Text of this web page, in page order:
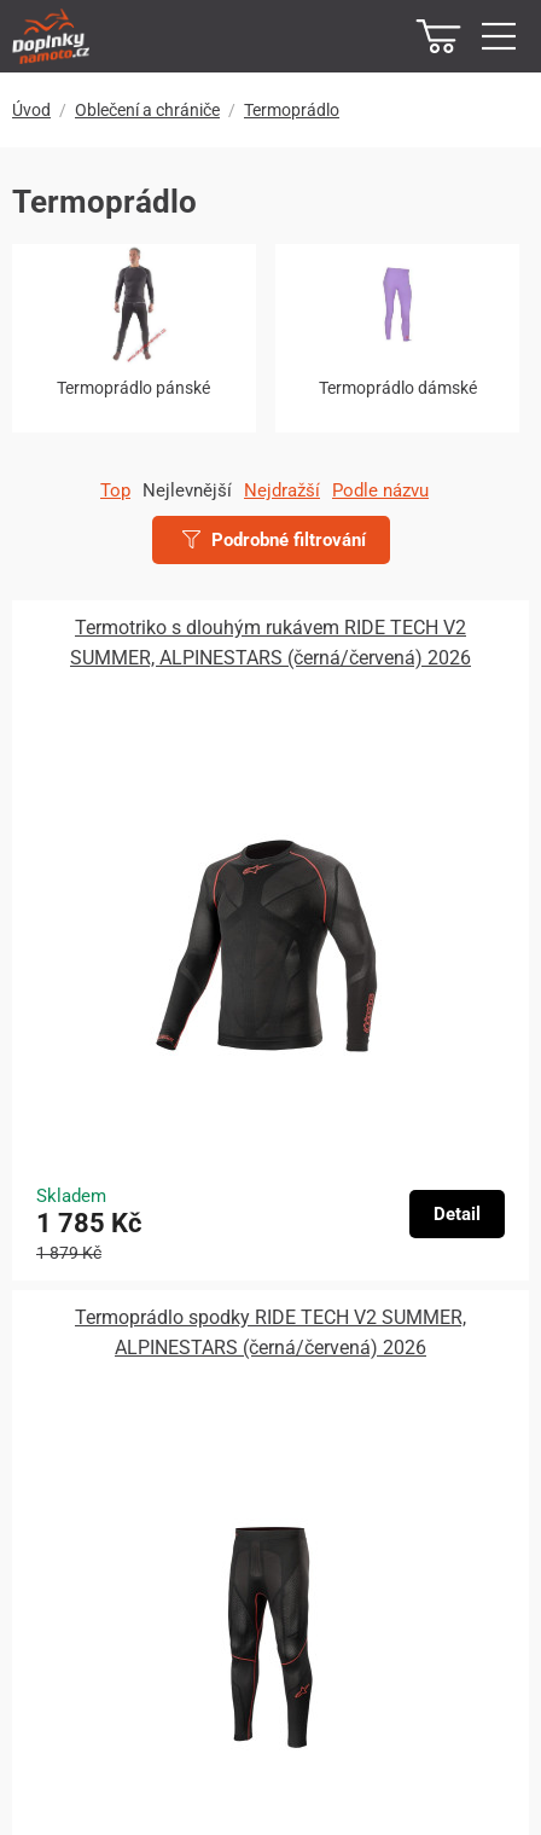
Úvod Oblečení a chrániče Termoprádlo
Termoprádlo
Termoprádlo pánské Termoprádlo dámské
Top Nejlevnější Nejdražší Podle názvu
Podrobné filtrování
Termotriko s dlouhým rukávem RIDE TECH V2
SUMMER, ALPINESTARS (černá/červená) 2026
Skladem
1 785 Kč
1 879 Kč
Detail
Termoprádlo spodky RIDE TECH V2 SUMMER,
ALPINESTARS (černá/červená) 2026